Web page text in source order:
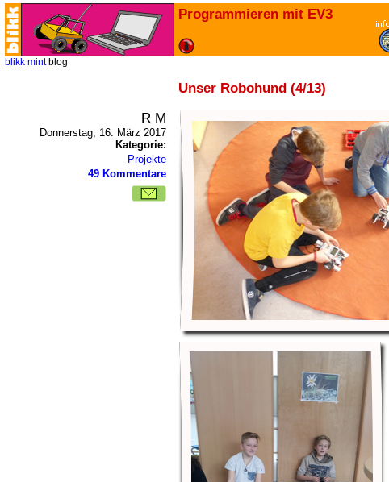
Programmieren mit EV3
blikk mint blog
Unser Robohund (4/13)
R M
Donnerstag, 16. März 2017
Kategorie:
Projekte
49 Kommentare